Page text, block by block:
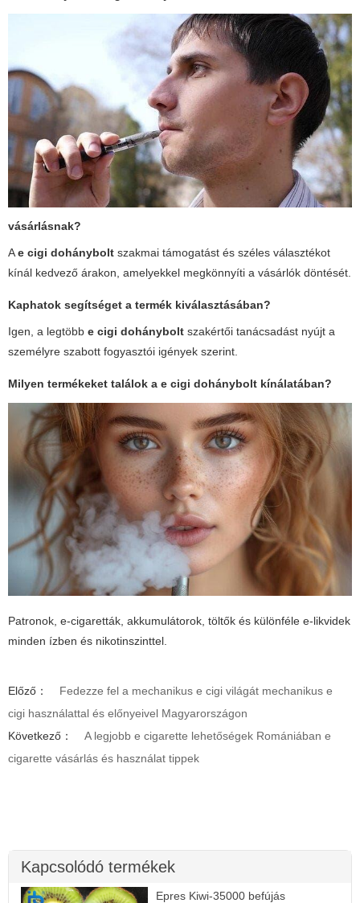
vásárlásnak?
Ae cigi dohánybolt szakmai támogatást és széles választékot
kínál kedvező árakon, amelyekkel megkönnyíti a vásárlók döntését.
Kaphatok segítséget a termék kiválasztásában?
Igen, a legtöbb e cigi dohánybolt szakértői tanácsadást nyújt a
személyre szabott fogyasztói igények szerint.
Milyen termékeket találok a e cigi dohánybolt kínálatában?
Patronok, e-cigaretták, akkumulátorok, töltők és különféle e-likvidek
minden ízben és nikotinszinttel.
Előző：
Fedezze fel a mechanikus e cigi világát mechanikus e
cigi használattal és előnyeivel Magyarországon
Következő：
A legjobb e cigarette lehetőségek Romániában e
cigarette vásárlás és használat tippek
Kapcsolódó termékek
Epres Kiwi-35000 befújás